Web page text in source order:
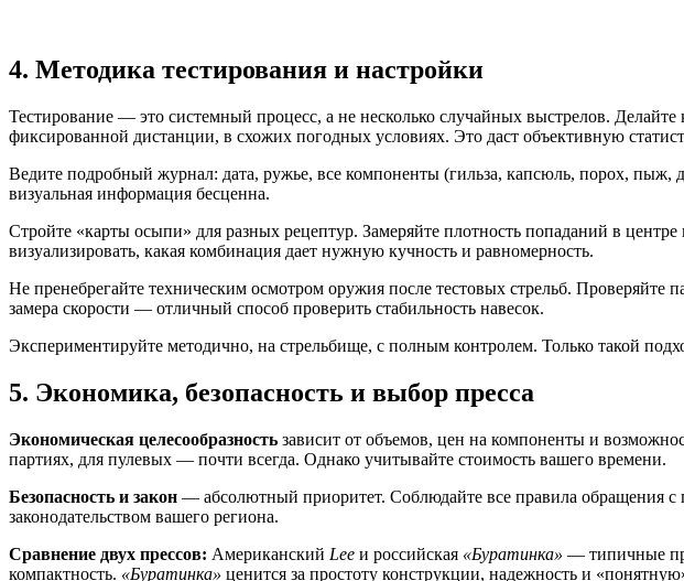
4. Методика тестирования и настройки
Тестирование — это системный процесс, а не несколько случайных выстрелов.
фиксированной дистанции, в схожих погодных условиях. Это даст объективную
Ведите подробный журнал: дата, ружье, все компоненты (гильза, капсюль, порох,
визуальная информация бесценна.
Стройте «карты осыпи» для разных рецептур. Замеряйте плотность попаданий в
визуализировать, какая комбинация дает нужную кучность и равномерность.
Не пренебрегайте техническим осмотром оружия после тестовых стрельб.
замера скорости — отличный способ проверить стабильность навесок.
Экспериментируйте методично, на стрельбище, с полным контролем. Только такой
5. Экономика, безопасность и выбор пресса
Экономическая целесообразность зависит от объемов, цен на компоненты и
партиях, для пулевых — почти всегда. Однако учитывайте стоимость вашего времени.
Безопасность и закон — абсолютный приоритет. Соблюдайте все правила обращения с
законодательством вашего региона.
Сравнение двух прессов: Американский Lee и российская «Буратинка» — типичные
компактность. «Буратинка» ценится за простоту конструкции, надежность и